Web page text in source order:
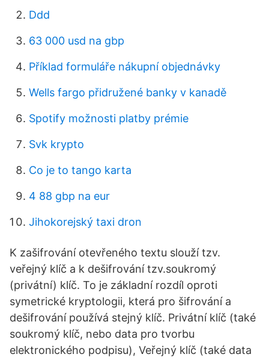
Ddd
63 000 usd na gbp
Příklad formuláře nákupní objednávky
Wells fargo přidružené banky v kanadě
Spotify možnosti platby prémie
Svk krypto
Co je to tango karta
4 88 gbp na eur
Jihokorejský taxi dron
K zašifrování otevřeného textu slouží tzv.
veřejný klíč a k dešifrování tzv.soukromý
(privátní) klíč. To je základní rozdíl oproti
symetrické kryptologii, která pro šifrování a
dešifrování používá stejný klíč. Privátní klíč (také
soukromý klíč, nebo data pro tvorbu
elektronického podpisu), Veřejný klíč (také data